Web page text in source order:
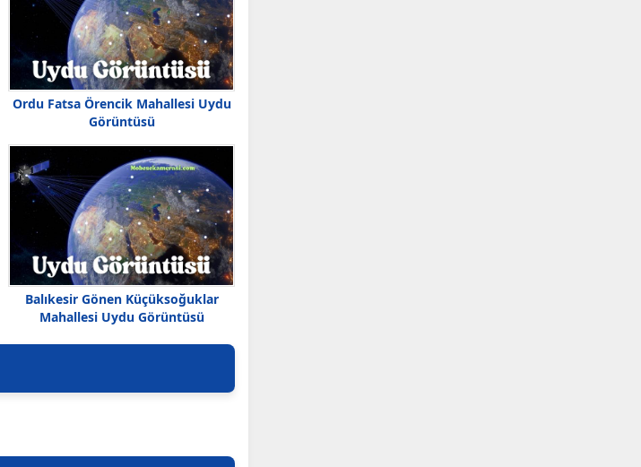
Ordu Fatsa Örencik Mahallesi Uydu
Görüntüsü
Balıkesir Gönen Küçüksoğuklar
Mahallesi Uydu Görüntüsü